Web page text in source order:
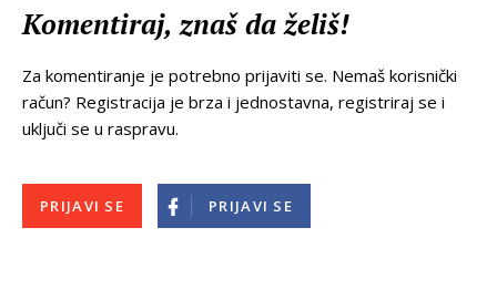
Komentiraj, znaš da želiš!
Za komentiranje je potrebno prijaviti se. Nemaš korisnički
račun? Registracija je brza i jednostavna, registriraj se i
uključi se u raspravu.
PRIJAVI SE PRIJAVI SE